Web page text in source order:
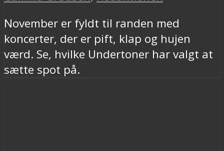
November er fyldt til randen med
koncerter, der er pift, klap og hujen
værd. Se, hvilke Undertoner har valgt at
sætte spot på.